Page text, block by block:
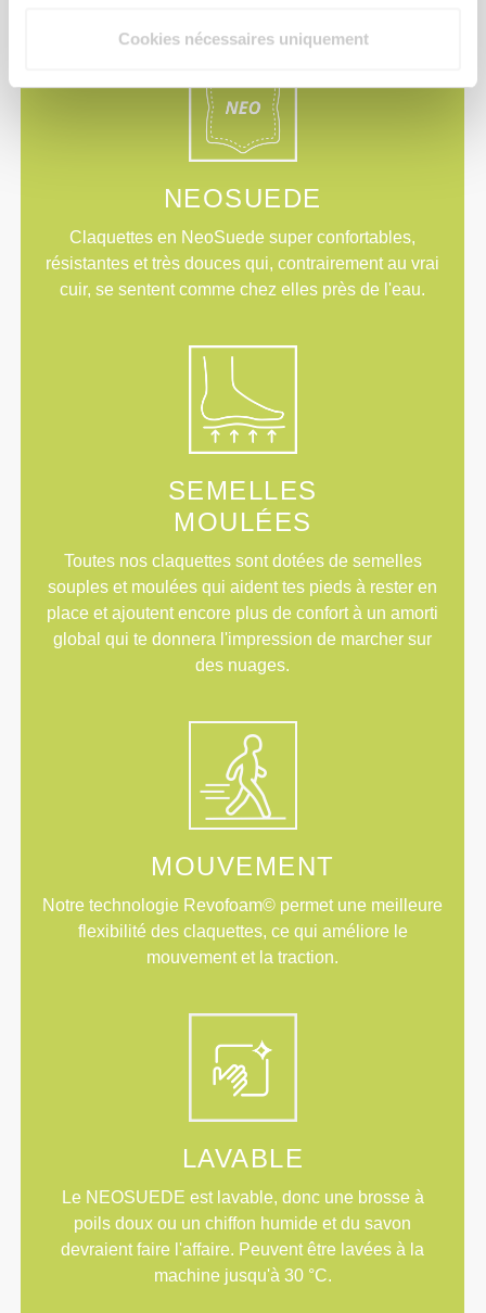
Cookies nécessaires uniquement
NEOSUEDE
Claquettes en NeoSuede super confortables,
résistantes et très douces qui, contrairement au vrai
cuir, se sentent comme chez elles près de l'eau.
SEMELLES
MOULÉES
Toutes nos claquettes sont dotées de semelles
souples et moulées qui aident tes pieds à rester en
place et ajoutent encore plus de confort à un amorti
global qui te donnera l'impression de marcher sur
des nuages.
MOUVEMENT
Notre technologie Revofoam© permet une meilleure
flexibilité des claquettes, ce qui améliore le
mouvement et la traction.
LAVABLE
Le NEOSUEDE est lavable, donc une brosse à
poils doux ou un chiffon humide et du savon
devraient faire l'affaire. Peuvent être lavées à la
machine jusqu'à 30 °C.